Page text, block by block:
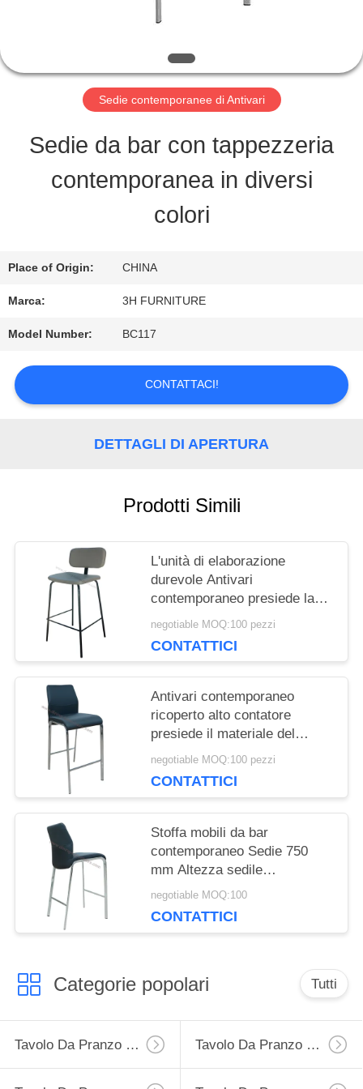
CONTROLLO
QUALITÀ
CONTATTO
UNITI
RICHIEDA
UNA
CITAZIONE
PRIVACY
POLICY
Sedie contemporanee di Antivari
Sedie da bar con tappezzeria
contemporanea in diversi
colori
Place of Origin: CHINA
Marca: 3H FURNITURE
Model Number: BC117
CONTATTACI!
DETTAGLI DI APERTURA
Prodotti Simili
L'unità di elaborazione
durevole Antivari
contemporaneo presiede la
resistenza all'usura
ergonomica di progettazione
negotiable MOQ:100 pezzi
CONTATTICI
Antivari contemporaneo
ricoperto alto contatore
presiede il materiale del
poliuretano
negotiable MOQ:100 pezzi
CONTATTICI
Stoffa mobili da bar
contemporaneo Sedie 750
mm Altezza sedile
460*600*115mm Dimensione
negotiable MOQ:100
CONTATTICI
Categorie popolari Tutti
Tavolo Da Pranzo Di Estensione Tavolo Da Pranzo Fisso